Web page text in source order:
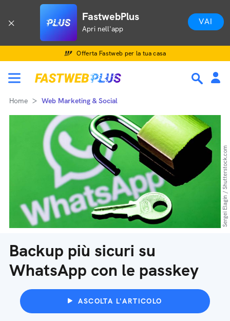
FastwebPlus
Apri nell'app
VAI
Offerta Fastweb per la tua casa
Home Web Marketing & Social
Backup più sicuri su
WhatsApp con le passkey
ASCOLTA L'ARTICOLO
Sergei Elagin / Shutterstock.com